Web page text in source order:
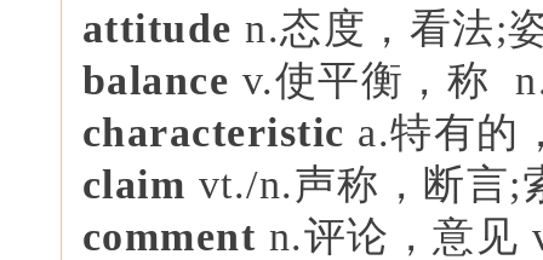
attitude n.态度，看法;
balance v.使平衡，称
characteristic a.特有的
claim vt./n.声称，断言;
comment n.评论，意见